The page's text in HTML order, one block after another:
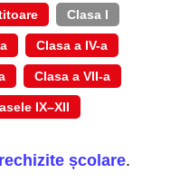
Clasa I
Clasa a IV-a
Clasa a VII-a
IX–XII
rechizite școlare.